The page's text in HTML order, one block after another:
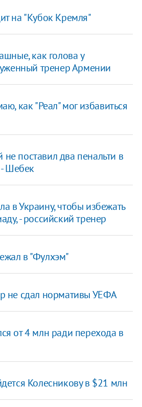
на "Кубок Кремля"
как голова у
тренер Армении
как "Реал" мог избавиться
поставил два пенальти в
Шебек
в Украину, чтобы избежать
- российский тренер
в "Фулхэм"
не сдал нормативы УЕФА
от 4 млн ради перехода в
Колесникову в $21 млн